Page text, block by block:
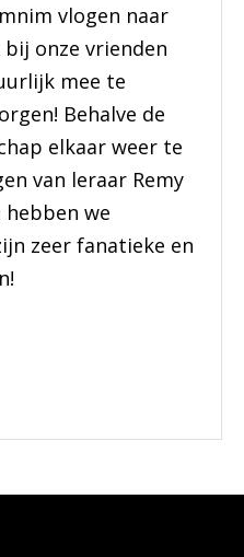
vlogen naar
onze vrienden
mee te
Behalve de
elkaar weer te
van leraar Remy
hebben we
zeer fanatieke en